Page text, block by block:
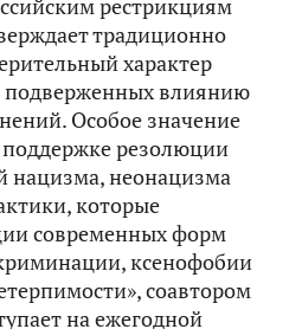
рестрикциям
традиционно
характер
влиянию
Особое значение
резолюции
нацизма, неонацизма
которые
современных форм
ксенофобии
соавтором
на ежегодной